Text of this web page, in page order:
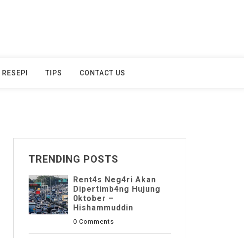
RESEPI TIPS CONTACT US
TRENDING POSTS
Rent4s Neg4ri Akan
Dipertimb4ng Hujung
0ktober –
Hishammuddin
0 Comments